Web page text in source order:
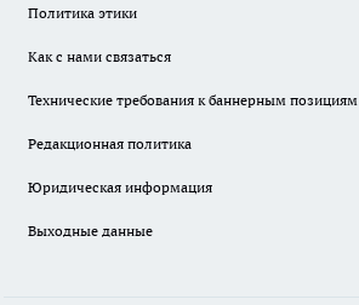
Политика этики
Как с нами связаться
Технические требования к баннерным позициям
Редакционная политика
Юридическая информация
Выходные данные